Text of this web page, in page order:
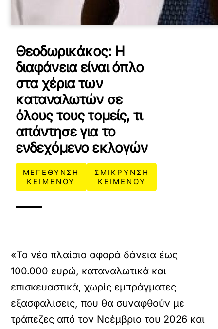
Θεοδωρικάκος: Η
διαφάνεια είναι όπλο
στα χέρια των
καταναλωτών σε
όλους τους τομείς, τι
απάντησε για το
ενδεχόμενο εκλογών
ΜΕΓΕΘΥΝΣΗ
ΚΕΙΜΕΝΟΥ
ΣΜΙΚΡΥΝΣΗ
ΚΕΙΜΕΝΟΥ
«Το νέο πλαίσιο αφορά δάνεια έως
100.000 ευρώ, καταναλωτικά και
επισκευαστικά, χωρίς εμπράγματες
εξασφαλίσεις, που θα συναφθούν με
τράπεζες από τον Νοέμβριο του 2026 και